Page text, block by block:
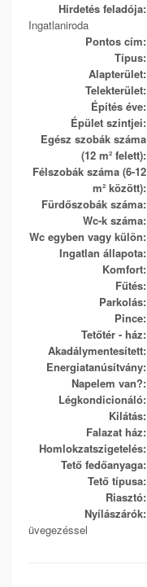
Hirdetés feladója:
Ingatlaniroda
Pontos cím:
Típus:
Alapterület:
Telekterület:
Építés éve:
Épület szintjei:
Egész szobák száma
(12 m² felett):
Félszobák száma (6-12
m² között):
Fürdőszobák száma:
Wc-k száma:
Wc egyben vagy külön:
Ingatlan állapota:
Komfort:
Fűtés:
Parkolás:
Pince:
Tetőtér - ház:
Akadálymentesített:
Energiatanúsítvány:
Napelem van?:
Légkondicionáló:
Kilátás:
Falazat ház:
Homlokzatszigetelés:
Tető fedőanyaga:
Tető típusa:
Riasztó:
Nyílászárók:
üvegezéssel